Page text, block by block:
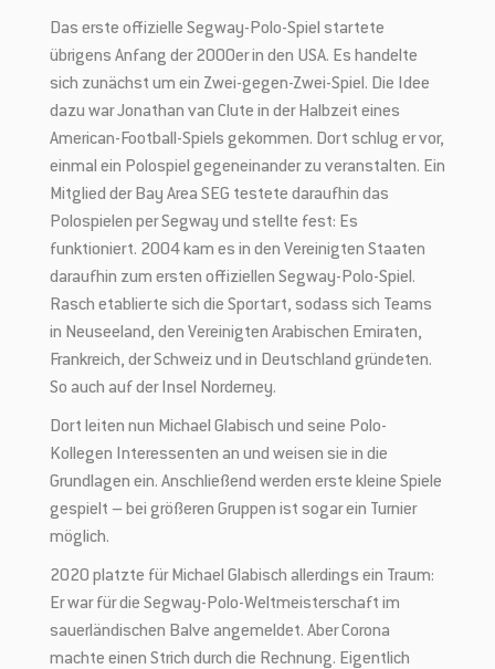
Das erste offizielle Segway-Polo-Spiel startete
übrigens Anfang der 2000er in den USA. Es handelte
sich zunächst um ein Zwei-gegen-Zwei-Spiel. Die Idee
dazu war Jonathan van Clute in der Halbzeit eines
American-Football-Spiels gekommen. Dort schlug er vor,
einmal ein Polospiel gegeneinander zu veranstalten. Ein
Mitglied der Bay Area SEG testete daraufhin das
Polospielen per Segway und stellte fest: Es
funktioniert. 2004 kam es in den Vereinigten Staaten
daraufhin zum ersten offiziellen Segway-Polo-Spiel.
Rasch etablierte sich die Sportart, sodass sich Teams
in Neuseeland, den Vereinigten Arabischen Emiraten,
Frankreich, der Schweiz und in Deutschland gründeten.
So auch auf der Insel Norderney.
Dort leiten nun Michael Glabisch und seine Polo-
Kollegen Interessenten an und weisen sie in die
Grundlagen ein. Anschließend werden erste kleine Spiele
gespielt – bei größeren Gruppen ist sogar ein Turnier
möglich.
2020 platzte für Michael Glabisch allerdings ein Traum:
Er war für die Segway-Polo-Weltmeisterschaft im
sauerländischen Balve angemeldet. Aber Corona
machte einen Strich durch die Rechnung. Eigentlich